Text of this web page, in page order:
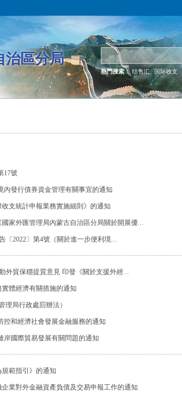
治區分局
熱門搜索： 结售汇 国际收支
17號
發行債券資金管理有關事宜的通知
支統計申報業務實施細則》的通知
家外匯管理局內蒙古自治區分局關於開展優...
〔2022〕第4號（關於進一步便利境...
外貿保穩提質意見 印發《關於支援外經...
體經濟有關措施的通知
理局行政處罰辦法）
控和經濟社會發展金融服務的通知
岸國際貿易發展有關問題的通知
範指引》的通知
業對外金融資產負債及交易申報工作的通知